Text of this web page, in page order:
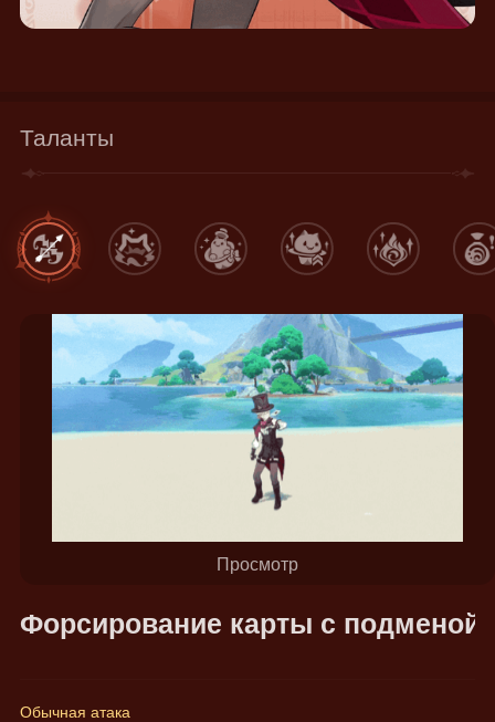
Таланты
Просмотр
Форсирование карты с подменой
Обычная атака